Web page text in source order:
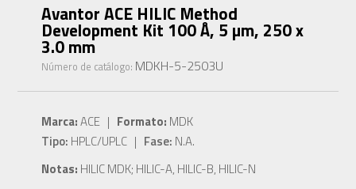
Avantor ACE HILIC Method
Development Kit 100 Å, 5 µm, 250 x
3.0 mm
Número de catálogo: MDKH-5-2503U
Marca:ACE | Formato: MDK
Tipo: HPLC/UPLC | Fase: N.A.
Notas: HILIC MDK; HILIC-A, HILIC-B, HILIC-N